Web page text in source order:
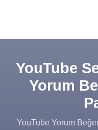
YouTube
Yorum
YouTube Yorum